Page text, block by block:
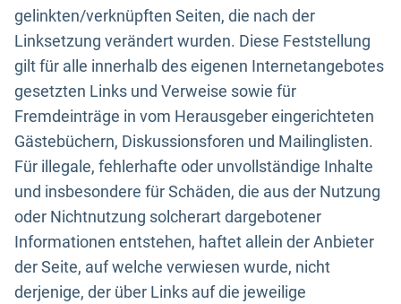
gelinkten/verknüpften Seiten, die nach der
Linksetzung verändert wurden. Diese Feststellung
gilt für alle innerhalb des eigenen Internetangebotes
gesetzten Links und Verweise sowie für
Fremdeinträge in vom Herausgeber eingerichteten
Gästebüchern, Diskussionsforen und Mailinglisten.
Für illegale, fehlerhafte oder unvollständige Inhalte
und insbesondere für Schäden, die aus der Nutzung
oder Nichtnutzung solcherart dargebotener
Informationen entstehen, haftet allein der Anbieter
der Seite, auf welche verwiesen wurde, nicht
derjenige, der über Links auf die jeweilige